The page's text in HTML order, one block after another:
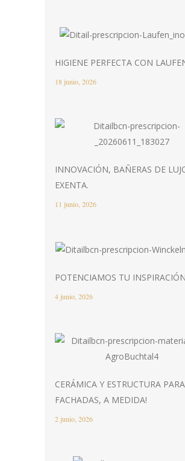
HIGIENE PERFECTA CON
18 junio, 2026
INNOVACIÓN, BAÑERAS DE
EXENTA.
11 junio, 2026
POTENCIAMOS TU
4 junio, 2026
CERÁMICA Y ESTRUCTURA PARA
FACHADAS, A MEDIDA!
2 junio, 2026